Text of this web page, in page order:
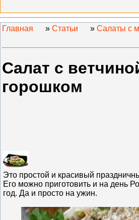
Главная » Статьи » Салаты с
Салат с
горошком
Это простой и красивый
Его можно приготовить и на день
год. Да и просто на ужин.